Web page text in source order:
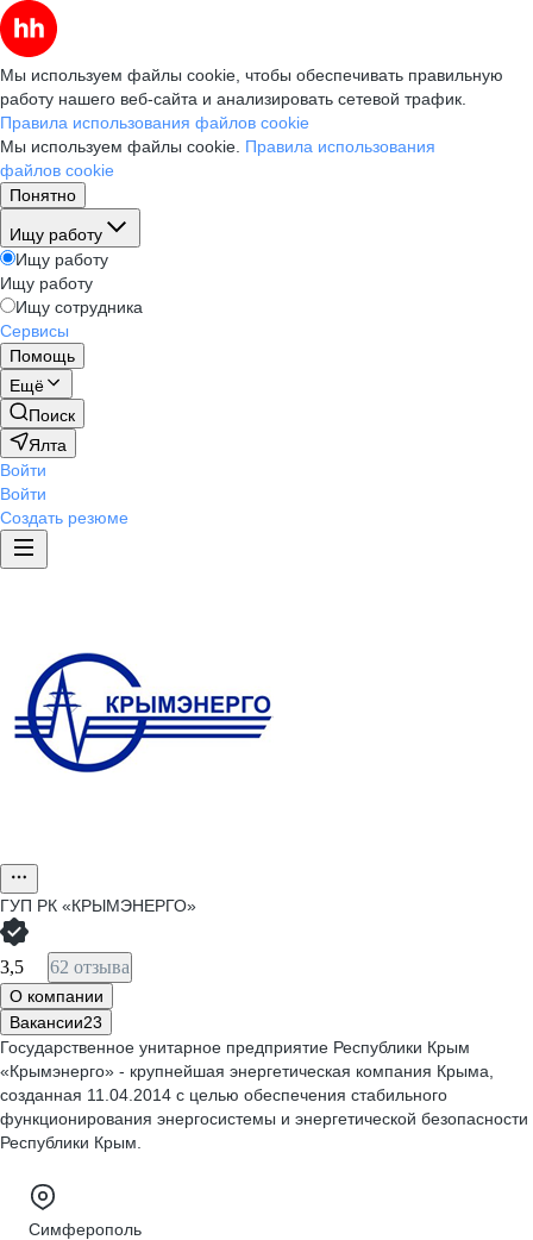
Мы используем файлы cookie, чтобы обеспечивать правильную
работу нашего веб-сайта и анализировать сетевой трафик.
Правила использования файлов cookie
Мы используем файлы cookie. Правила использования
файлов cookie
Понятно
Ищу работу
Ищу работу
Ищу работу
Ищу сотрудника
Сервисы
Помощь
Ещё
Поиск
Ялта
Войти
Войти
Создать резюме
ГУП РК «КРЫМЭНЕРГО»
3,5 62 отзыва
О компании
Вакансии23
Государственное унитарное предприятие Республики Крым
«Крымэнерго» - крупнейшая энергетическая компания Крыма,
созданная 11.04.2014 с целью обеспечения стабильного
функционирования энергосистемы и энергетической безопасности
Республики Крым.
Симферополь